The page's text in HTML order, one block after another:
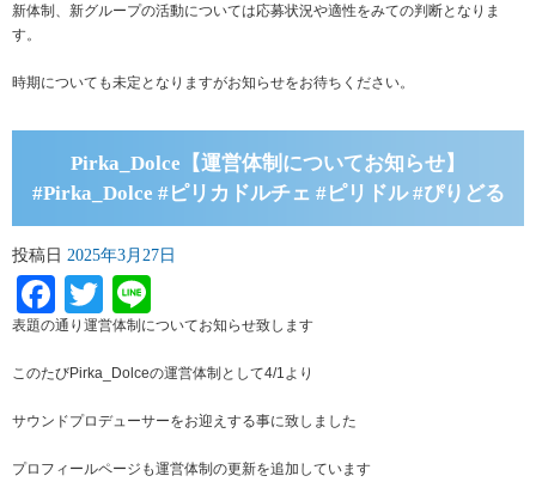
新体制、新グループの活動については応募状況や適性をみての判断となりま
す。
時期についても未定となりますがお知らせをお待ちください。
Pirka_Dolce【運営体制についてお知らせ】
#Pirka_Dolce #ピリカドルチェ #ピリドル #ぴりどる
投稿日 2025年3月27日
Facebook
Twitter
表題の通り運営体制についてお知らせ致します
このたびPirka_Dolceの運営体制として4/1より
サウンドプロデューサーをお迎えする事に致しました
プロフィールページも運営体制の更新を追加しています